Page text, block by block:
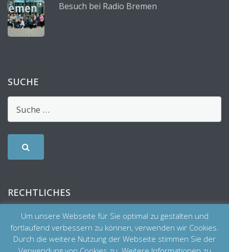
Besuch bei Radio Bremen
SUCHE
RECHTLICHES
Um unsere Webseite für Sie optimal zu gestalten und
fortlaufend verbessern zu können, verwenden wir Cookies.
Durch die weitere Nutzung der Webseite stimmen Sie der